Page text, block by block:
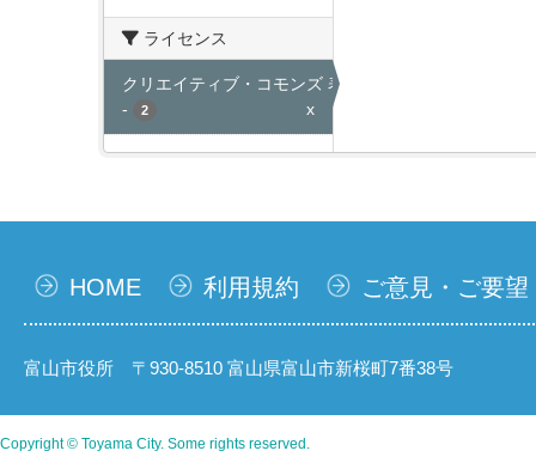
ライセンス
クリエイティブ・コモンズ 表示
-
2 x
HOME 利用規約 ご意見・ご要望
富山市役所 〒930-8510 富山県富山市新桜町7番38号
Copyright © Toyama City. Some rights reserved.